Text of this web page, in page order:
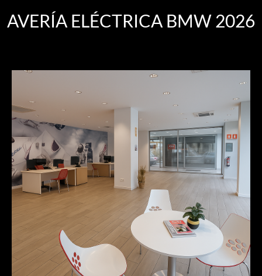
AVERÍA ELÉCTRICA BMW 2026